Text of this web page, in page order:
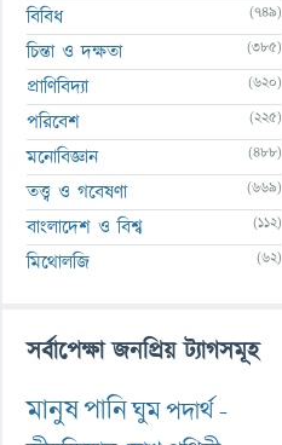
বিবিধ (749)
চিন্তা ও দক্ষতা (385)
প্রাণিবিদ্যা (620)
পরিবেশ (225)
মনোবিজ্ঞান (488)
তত্ত্ব ও গবেষণা (669)
বাংলাদেশ ও বিশ্ব (112)
মিথোলজি (62)
সর্বাপেক্ষা জনপ্রিয় ট্যাগসমূহ
মানুষপানিঘুমপদার্থ-